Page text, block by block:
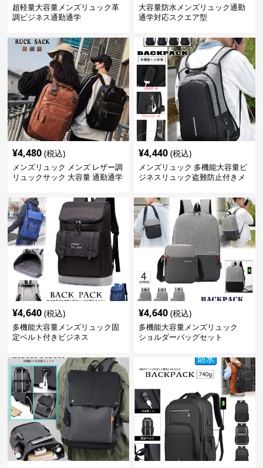
超軽量大容量メンズリュック革
調ビジネス通勤通学
大容量防水メンズリュック通勤
通学対応スクエア型
¥4,480 (税込)
メンズリュック メンズ レザー調
リュックサック 大容量 通勤通学
¥4,440 (税込)
メンズリュック 多機能大容量ビ
ジネスリュック盗難防止付きメ
¥4,640 (税込)
多機能大容量メンズリュック固
定ベルト付きビジネス
¥4,640 (税込)
多機能大容量メンズリュック
ショルダーバッグセット